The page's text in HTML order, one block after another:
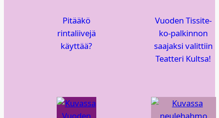
Pitää­kö
rin­ta­lii­ve­jä
käyt­tää?
Vuo­den Tis­si­te­
ko-pal­kin­non
saa­jak­si valit­tiin
Teat­te­ri Kult­sa!